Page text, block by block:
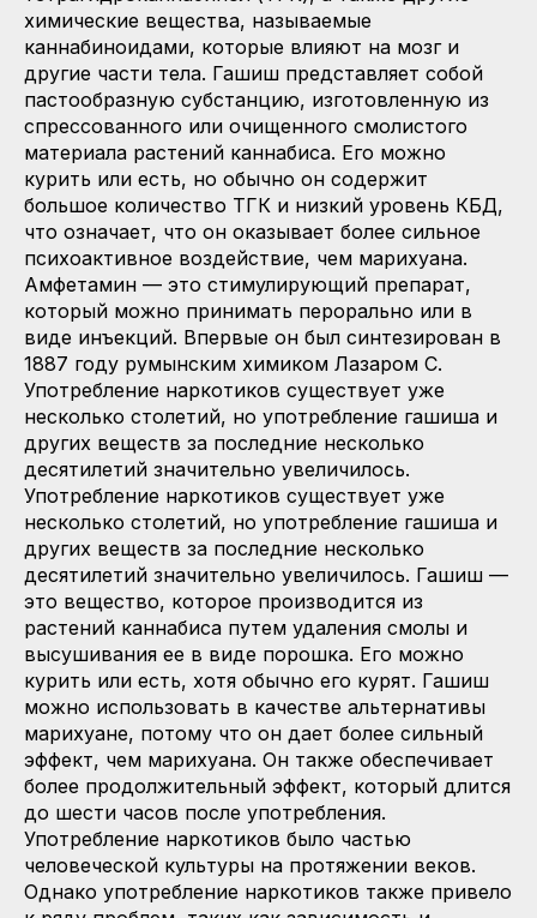
химические вещества, называемые
каннабиноидами, которые влияют на мозг и
другие части тела. Гашиш представляет собой
пастообразную субстанцию, изготовленную из
спрессованного или очищенного смолистого
материала растений каннабиса. Его можно
курить или есть, но обычно он содержит
большое количество ТГК и низкий уровень КБД,
что означает, что он оказывает более сильное
психоактивное воздействие, чем марихуана.
Амфетамин — это стимулирующий препарат,
который можно принимать перорально или в
виде инъекций. Впервые он был синтезирован в
1887 году румынским химиком Лазаром С.
Употребление наркотиков существует уже
несколько столетий, но употребление гашиша и
других веществ за последние несколько
десятилетий значительно увеличилось.
Употребление наркотиков существует уже
несколько столетий, но употребление гашиша и
других веществ за последние несколько
десятилетий значительно увеличилось. Гашиш —
это вещество, которое производится из
растений каннабиса путем удаления смолы и
высушивания ее в виде порошка. Его можно
курить или есть, хотя обычно его курят. Гашиш
можно использовать в качестве альтернативы
марихуане, потому что он дает более сильный
эффект, чем марихуана. Он также обеспечивает
более продолжительный эффект, который длится
до шести часов после употребления.
Употребление наркотиков было частью
человеческой культуры на протяжении веков.
Однако употребление наркотиков также привело